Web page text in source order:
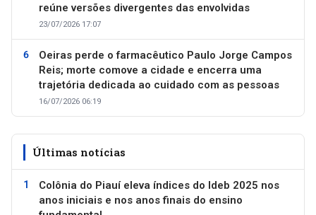
reúne versões divergentes das envolvidas
23/07/2026 17:07
Oeiras perde o farmacêutico Paulo Jorge Campos
Reis; morte comove a cidade e encerra uma
trajetória dedicada ao cuidado com as pessoas
16/07/2026 06:19
Últimas notícias
Colônia do Piauí eleva índices do Ideb 2025 nos
anos iniciais e nos anos finais do ensino